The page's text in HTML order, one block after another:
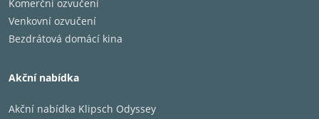
Komerční ozvučení
Venkovní ozvučení
Bezdrátová domácí kina
Akční nabídka
Akční nabídka Klipsch Odyssey